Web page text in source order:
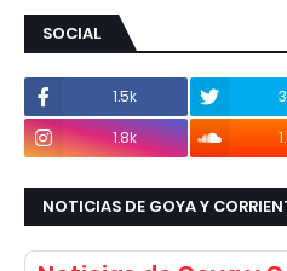
SOCIAL
1.5k
1.8k
NOTICIAS DE GOYA Y